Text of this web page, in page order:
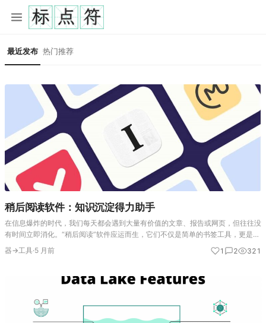
最近发布 热门推荐
稍后阅读软件：知识沉淀得力助手
在信息爆炸的时代，我们每天都会遇到大量有价值的文章、报告或网页，但往往没
有时间立即消化。“稍后阅读”软件应运而生，它们不仅是简单的书签工具，更是现
代人知识管理、深度学习和信息沉淀的核心枢纽。本文将为您梳理这一领域的代表
软件及其生态，帮助您找…
器→工具·5 月前 1 2 321